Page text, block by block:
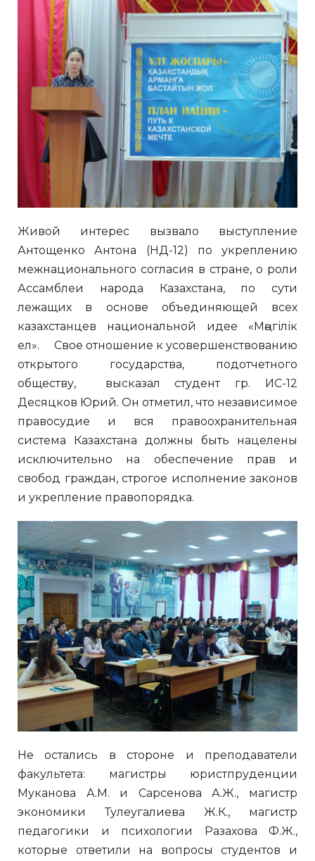
Живой интерес вызвало выступление
Антощенко Антона (НД-12) по укреплению
межнационального согласия в стране, о роли
Ассамблеи народа Казахстана, по сути
лежащих в основе объединяющей всех
казахстанцев национальной идее «Мәңгілік
ел». Свое отношение к усовершенствованию
открытого государства, подотчетного
обществу, высказал студент гр. ИС-12
Десяцков Юрий. Он отметил, что независимое
правосудие и вся правоохранительная
система Казахстана должны быть нацелены
исключительно на обеспечение прав и
свобод граждан, строгое исполнение законов
и укрепление правопорядка.
Не остались в стороне и преподаватели
факультета: магистры юристпруденции
Муканова А.М. и Сарсенова А.Ж., магистр
экономики Тулеугалиева Ж.К., магистр
педагогики и психологии Разахова Ф.Ж.,
которые ответили на вопросы студентов и